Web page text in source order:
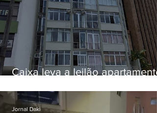
Caixa leva a leilão apartamento
Botafogo
Jornal Daki